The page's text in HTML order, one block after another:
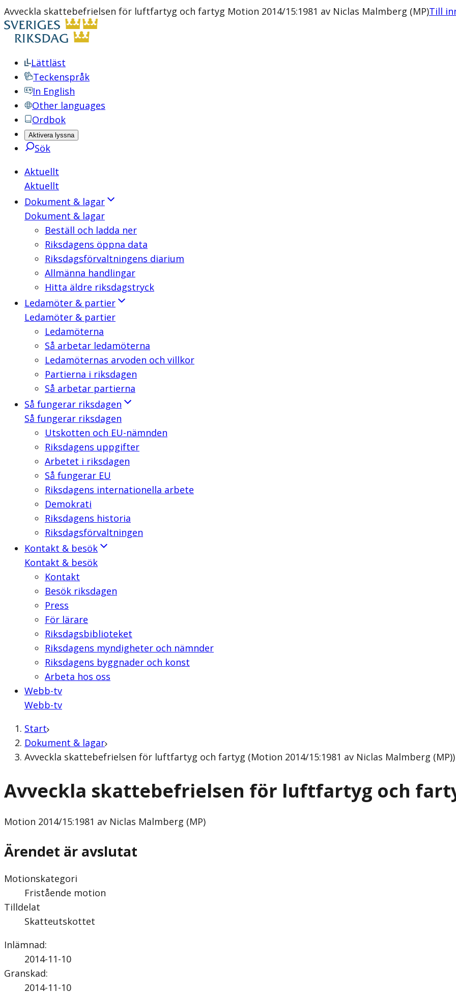
Avveckla skattebefrielsen för luftfartyg och fartyg Motion 2014/15:1981 av Niclas Malmberg (MP)Till
Lättläst
Teckenspråk
In English
Other languages
Ordbok
Aktivera lyssna
Sök
Aktuellt
Aktuellt
Dokument & lagar
Dokument & lagar
Beställ och ladda ner
Riksdagens öppna data
Riksdagsförvaltningens diarium
Allmänna handlingar
Hitta äldre riksdagstryck
Ledamöter & partier
Ledamöter & partier
Ledamöterna
Så arbetar ledamöterna
Ledamöternas arvoden och villkor
Partierna i riksdagen
Så arbetar partierna
Så fungerar riksdagen
Så fungerar riksdagen
Utskotten och EU-nämnden
Riksdagens uppgifter
Arbetet i riksdagen
Så fungerar EU
Riksdagens internationella arbete
Demokrati
Riksdagens historia
Riksdagsförvaltningen
Kontakt & besök
Kontakt & besök
Kontakt
Besök riksdagen
Press
För lärare
Riksdagsbiblioteket
Riksdagens myndigheter och nämnder
Riksdagens byggnader och konst
Arbeta hos oss
Webb-tv
Webb-tv
Start
Dokument & lagar
Avveckla skattebefrielsen för luftfartyg och fartyg (Motion 2014/15:1981 av Niclas Malmberg (MP))
Avveckla skattebefrielsen för luftfartyg och
Motion 2014/15:1981 av Niclas Malmberg (MP)
Ärendet är avslutat
Motionskategori
Fristående motion
Tilldelat
Skatteutskottet
Inlämnad:
2014-11-10
Granskad:
2014-11-10